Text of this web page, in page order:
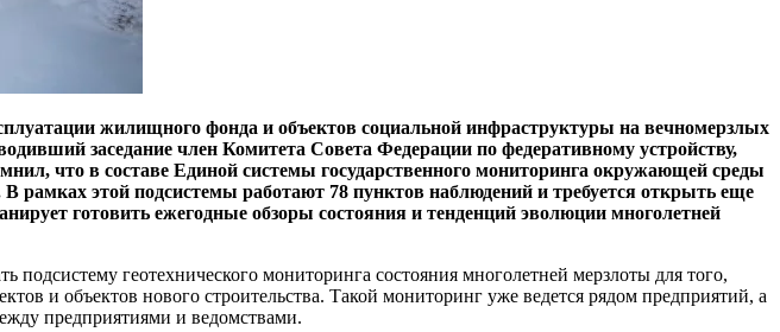
жилищного фонда и объектов социальной инфраструктуры на вечномерзлых
заседание член Комитета Совета Федерации по федеративному устройству,
что в составе Единой системы государственного мониторинга окружающей среды
рамках этой подсистемы работают 78 пунктов наблюдений и требуется открыть еще
готовить ежегодные обзоры состояния и тенденций эволюции многолетней
геотехнического мониторинга состояния многолетней мерзлоты для того,
и объектов нового строительства. Такой мониторинг уже ведется рядом предприятий, а
предприятиями и ведомствами.